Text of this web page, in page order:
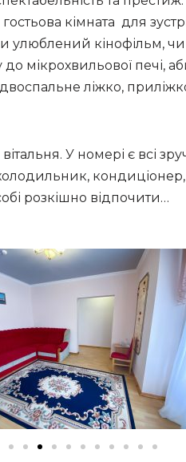
кімната для
кінофільм,
до мікрохвильової
ліжко,
У номері є всі
холодильник,
розкішно відпочити…